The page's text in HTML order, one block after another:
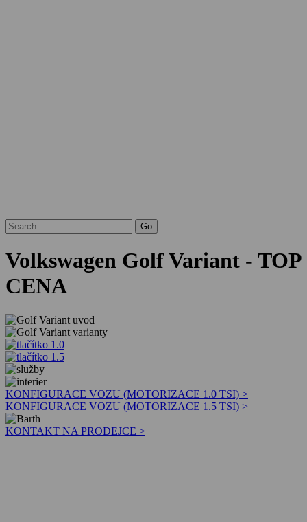
Volkswagen Golf Variant - TOP
CENA
KONFIGURACE VOZU (MOTORIZACE 1.0 TSI) >
KONFIGURACE VOZU (MOTORIZACE 1.5 TSI) >
KONTAKT NA PRODEJCE >